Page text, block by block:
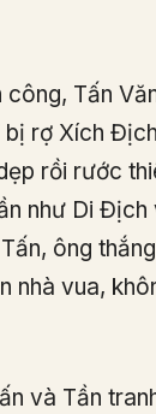
công, Tấn
bị rợ Xích
rồi rước
như Di Địch
ông
nhà vua,
và Tần